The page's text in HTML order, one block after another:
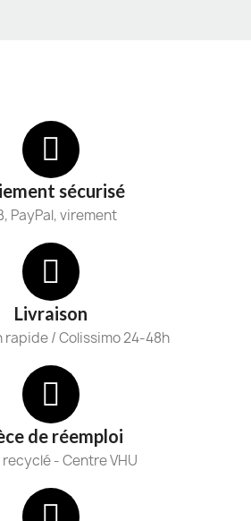
sécurisé
PayPal, virement
Livraison
rapide / Colissimo 24-48h
de réemploi
recyclé - Centre VHU